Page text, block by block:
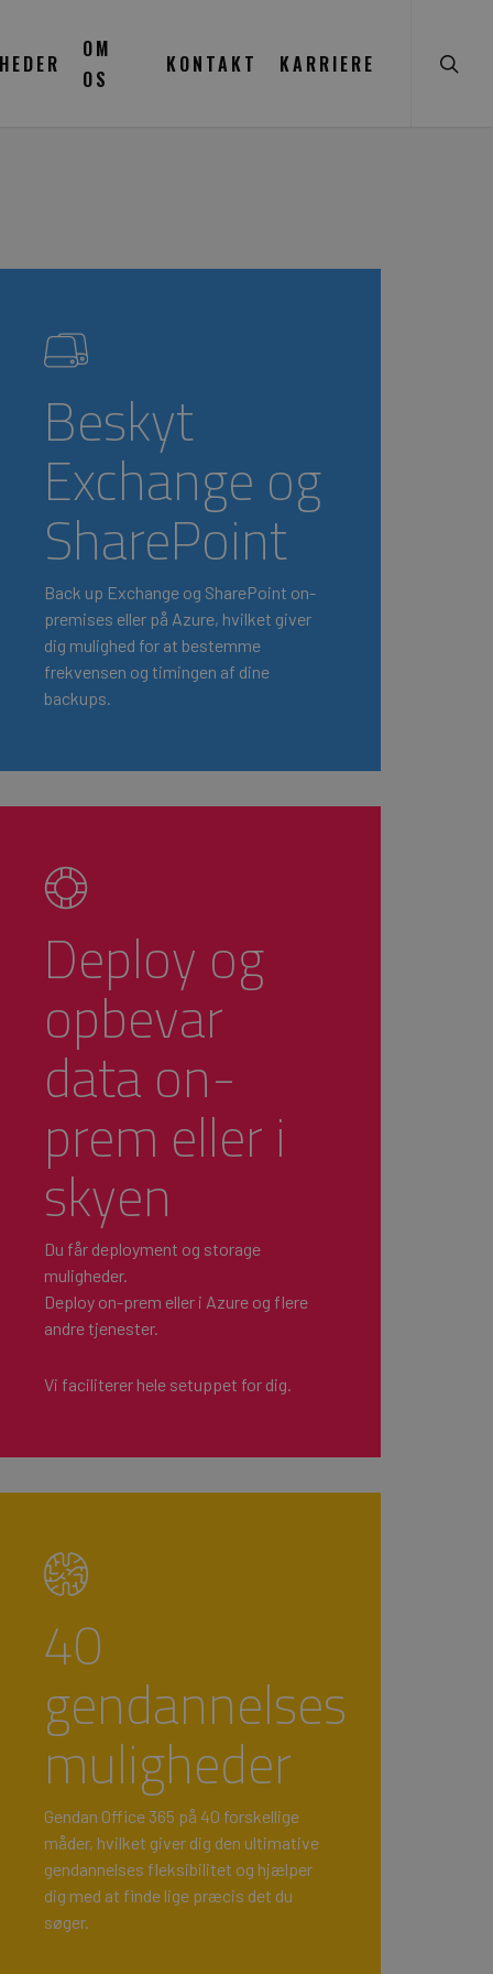
OM
OS
KONTAKT KARRIERE
Beskyt
Exchange og
SharePoint
Back up Exchange og SharePoint on-
premises eller på Azure, hvilket giver
dig mulighed for at bestemme
frekvensen og timingen af dine
backups.
Deploy og
opbevar
data on-
prem eller i
skyen
Du får deployment og storage
muligheder.
Deploy on-prem eller i Azure og flere
andre tjenester.
Vi faciliterer hele setuppet for dig.
40
gendannelses
muligheder
Gendan Office 365 på 40 forskellige
måder, hvilket giver dig den ultimative
gendannelses fleksibilitet og hjælper
dig med at finde lige præcis det du
søger.